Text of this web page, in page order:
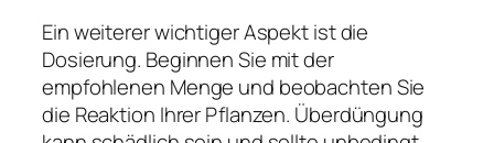
Ein weiterer wichtiger Aspekt ist die
Dosierung. Beginnen Sie mit der
empfohlenen Menge und beobachten Sie
die Reaktion Ihrer Pflanzen. Überdüngung